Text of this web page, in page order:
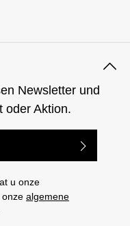
Newsletter und
oder Aktion.
u onze
onze algemene